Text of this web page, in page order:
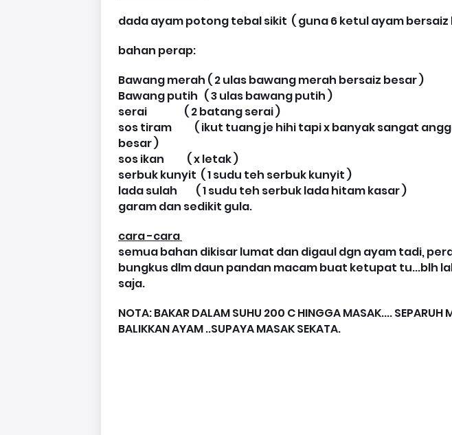
dada ayam potong tebal sikit ( guna 6 ketul ayam bersaiz
bahan perap:
Bawang merah ( 2 ulas bawang merah bersaiz besar )
Bawang putih ( 3 ulas bawang putih )
serai ( 2 batang serai )
sos tiram ( ikut tuang je hihi tapi x banyak sangat
besar )
sos ikan ( x letak )
serbuk kunyit ( 1 sudu teh serbuk kunyit )
lada sulah ( 1 sudu teh serbuk lada hitam kasar )
garam dan sedikit gula.
cara -cara
semua bahan dikisar lumat dan digaul dgn ayam tadi,
bungkus dlm daun pandan macam buat ketupat tu...blh
saja.
NOTA: BAKAR DALAM SUHU 200 C HINGGA MASAK.... SEPARUH
BALIKKAN AYAM ..SUPAYA MASAK SEKATA.